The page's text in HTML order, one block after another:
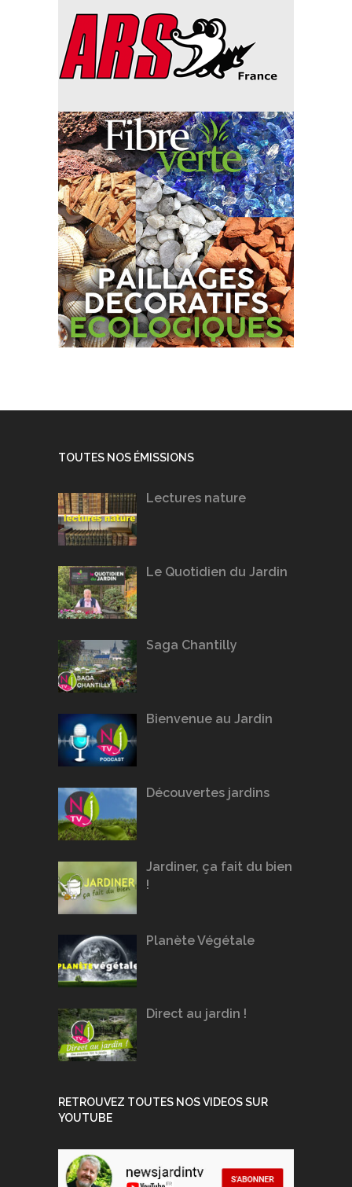
TOUTES NOS ÉMISSIONS
Lectures nature
Le Quotidien du Jardin
Saga Chantilly
Bienvenue au Jardin
Découvertes jardins
Jardiner, ça fait du bien
!
Planète Végétale
Direct au jardin !
RETROUVEZ TOUTES NOS VIDEOS SUR
YOUTUBE